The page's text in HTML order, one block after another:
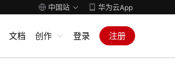
中国站 华为云App
文档 创作 登录 注册